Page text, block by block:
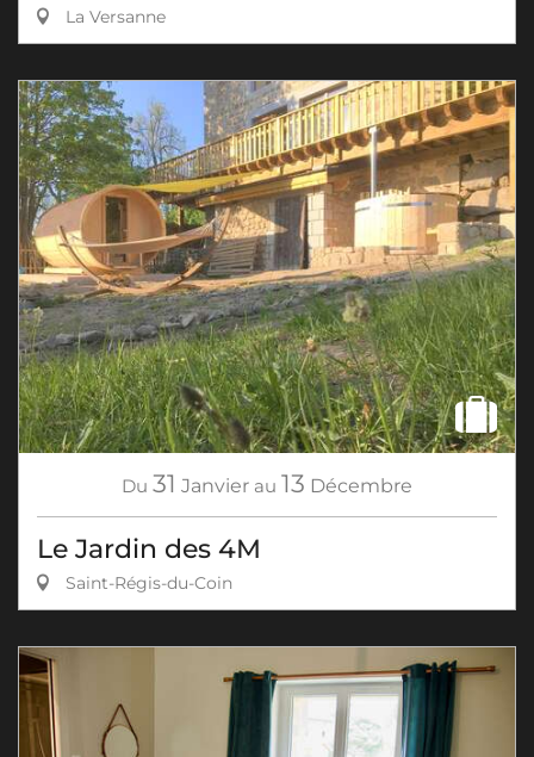
La Versanne
Du 31 Janvier au 13 Décembre
Le Jardin des 4M
Saint-Régis-du-Coin